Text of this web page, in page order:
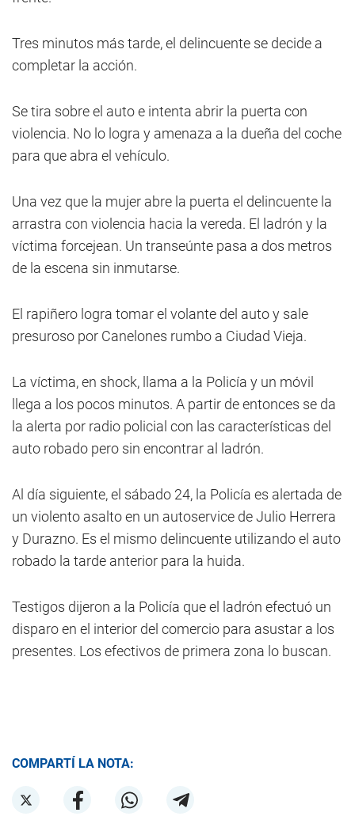
Tres minutos más tarde, el delincuente se decide a
completar la acción.
Se tira sobre el auto e intenta abrir la puerta con
violencia. No lo logra y amenaza a la dueña del coche
para que abra el vehículo.
Una vez que la mujer abre la puerta el delincuente la
arrastra con violencia hacia la vereda. El ladrón y la
víctima forcejean. Un transeúnte pasa a dos metros
de la escena sin inmutarse.
El rapiñero logra tomar el volante del auto y sale
presuroso por Canelones rumbo a Ciudad Vieja.
La víctima, en shock, llama a la Policía y un móvil
llega a los pocos minutos. A partir de entonces se da
la alerta por radio policial con las características del
auto robado pero sin encontrar al ladrón.
Al día siguiente, el sábado 24, la Policía es alertada de
un violento asalto en un autoservice de Julio Herrera
y Durazno. Es el mismo delincuente utilizando el auto
robado la tarde anterior para la huida.
Testigos dijeron a la Policía que el ladrón efectuó un
disparo en el interior del comercio para asustar a los
presentes. Los efectivos de primera zona lo buscan.
COMPARTÍ LA NOTA: